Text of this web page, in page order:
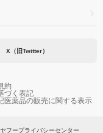
X（旧Twitter）
約
づく表記
医薬品の販売に関する表示
フープライバシーセンター